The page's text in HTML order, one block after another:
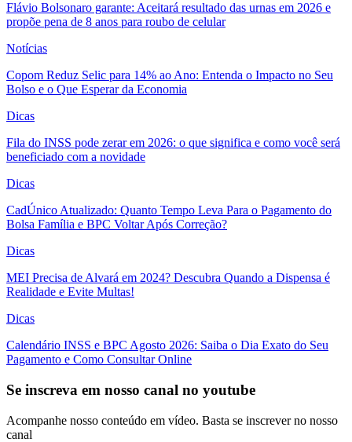
Flávio Bolsonaro garante: Aceitará resultado das urnas em 2026 e
propõe pena de 8 anos para roubo de celular
Notícias
Copom Reduz Selic para 14% ao Ano: Entenda o Impacto no Seu
Bolso e o Que Esperar da Economia
Dicas
Fila do INSS pode zerar em 2026: o que significa e como você será
beneficiado com a novidade
Dicas
CadÚnico Atualizado: Quanto Tempo Leva Para o Pagamento do
Bolsa Família e BPC Voltar Após Correção?
Dicas
MEI Precisa de Alvará em 2024? Descubra Quando a Dispensa é
Realidade e Evite Multas!
Dicas
Calendário INSS e BPC Agosto 2026: Saiba o Dia Exato do Seu
Pagamento e Como Consultar Online
Se inscreva em nosso canal no youtube
Acompanhe nosso conteúdo em vídeo. Basta se inscrever no nosso
canal